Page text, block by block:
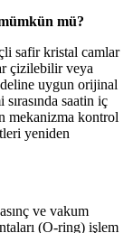
mü?
safir kristal camlar
çizilebilir veya
uygun orijinal
saatin iç
mekanizma kontrol
yeniden
ve vakum
(O-ring) işlem